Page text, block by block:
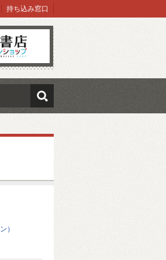
プ
持ち込み窓口
検索
）